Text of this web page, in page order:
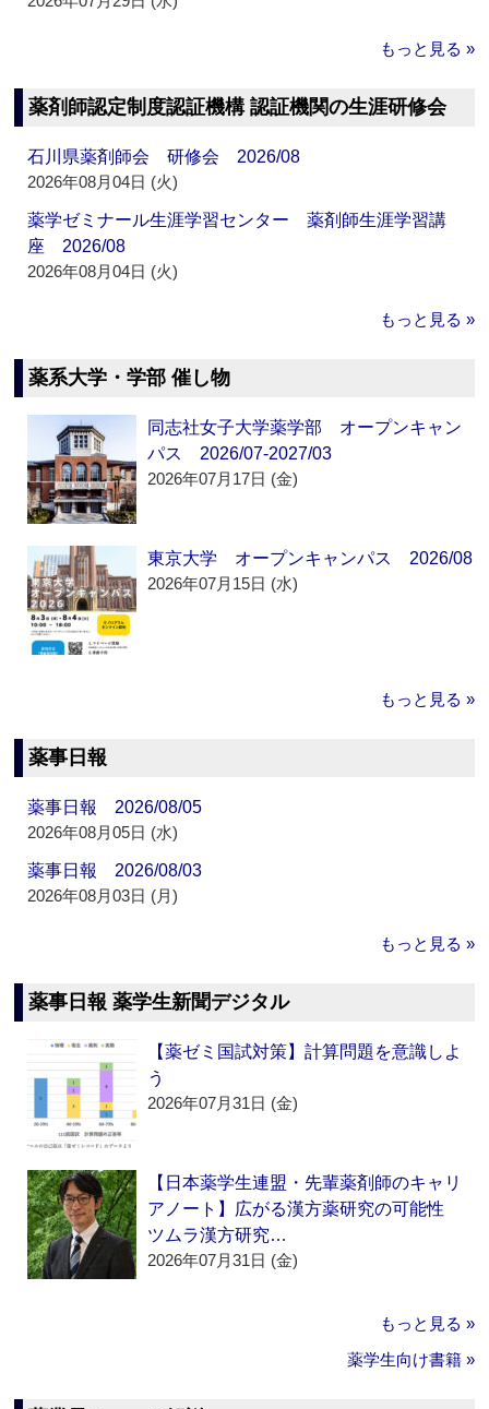
もっと見る »
薬剤師認定制度認証機構 認証機関の生涯研修会
石川県薬剤師会 研修会 2026/08
2026年08月04日 (火)
薬学ゼミナール生涯学習センター 薬剤師生涯学習講
座 2026/08
2026年08月04日 (火)
もっと見る »
薬系大学・学部 催し物
同志社女子大学薬学部 オープンキャン
パス 2026/07-2027/03
2026年07月17日 (金)
東京大学 オープンキャンパス 2026/08
2026年07月15日 (水)
もっと見る »
薬事日報
薬事日報 2026/08/05
2026年08月05日 (水)
薬事日報 2026/08/03
2026年08月03日 (月)
もっと見る »
薬事日報 薬学生新聞デジタル
【薬ゼミ国試対策】計算問題を意識しよ
う
2026年07月31日 (金)
【日本薬学生連盟・先輩薬剤師のキャリ
アノート】広がる漢方薬研究の可能性
ツムラ漢方研究…
2026年07月31日 (金)
もっと見る »
薬学生向け書籍 »